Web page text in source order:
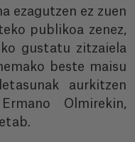
ezagutzen ez zuen
publikoa zenez,
gustatu zitzaiela
beste maisu
aurkitzen
Olmirekin,